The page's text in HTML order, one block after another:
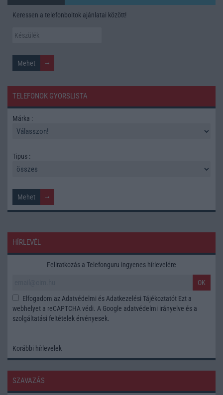
Keressen a telefonboltok ajánlatai között!
TELEFONOK GYORSLISTA
Márka :
Tipus :
HÍRLEVÉL
Feliratkozás a Telefonguru ingyenes hírlevelére
OK
Elfogadom az Adatvédelmi és Adatkezelési Tájékoztatót Ezt a
webhelyet a reCAPTCHA védi. A Google adatvédelmi irányelve és a
szolgáltatási feltételek érvényesek.
Korábbi hírlevelek
SZAVAZÁS